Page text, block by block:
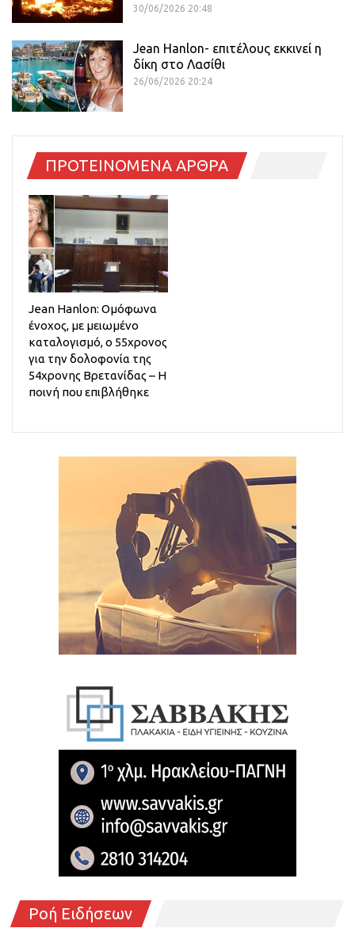
30/06/2026 20:48
Jean Hanlon- επιτέλους εκκινεί η
δίκη στο Λασίθι
26/06/2026 20:24
ΠΡΟΤΕΙΝΟΜΕΝΑ ΑΡΘΡΑ
Jean Hanlon: Ομόφωνα
ένοχος, με μειωμένο
καταλογισμό, ο 55χρονος
για την δολοφονία της
54χρονης Βρετανίδας – Η
ποινή που επιβλήθηκε
Ροή Ειδήσεων